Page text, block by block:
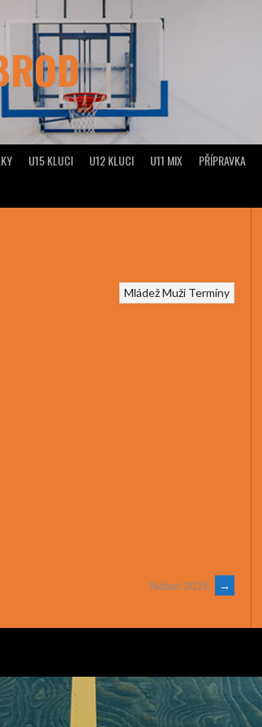
U15 KLUCI U12 KLUCI U11 MIX PŘÍPRAVKA
MládežMuži Termíny
Nábor 2016 →